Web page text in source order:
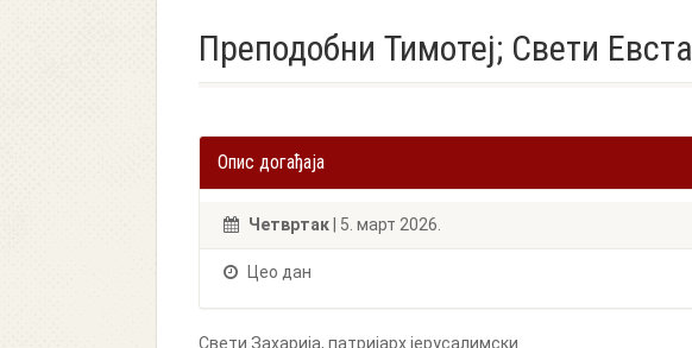
Преподобни Тимотеј; Свети
Опис догађаја
Четвртак | 5. март 2026.
Цео дан
Свети Захарија, патријарх јерусалимски